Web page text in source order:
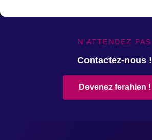
N'ATTENDEZ PAS
Contactez-nous !
Devenez ferahien !